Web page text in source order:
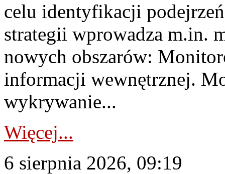
celu identyfikacji
strategii wprowadza m.in.
nowych obszarów:
informacji wewnętrznej.
wykrywanie...
Więcej...
6 sierpnia 2026, 09:19